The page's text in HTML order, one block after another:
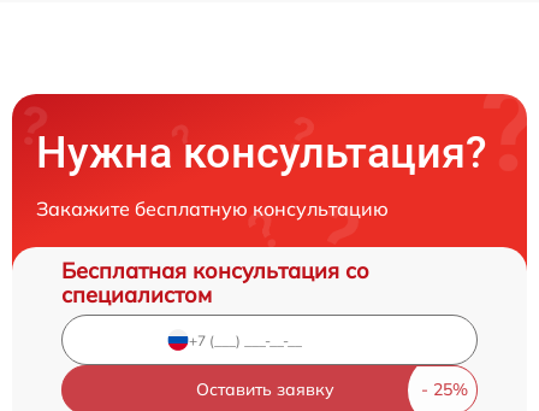
Нужна консультация?
Закажите бесплатную консультацию
Бесплатная консультация со
специалистом
Оставить заявку